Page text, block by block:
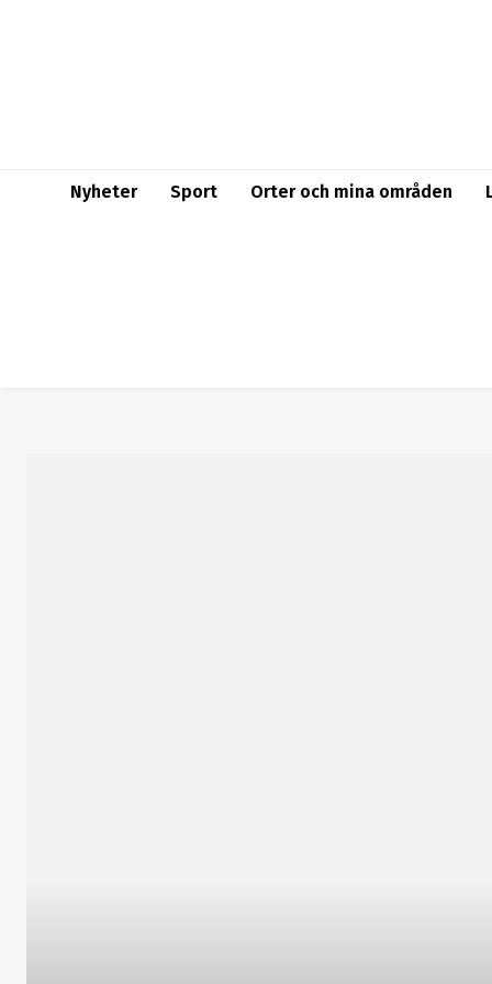
Nyheter Sport Orter och mina områden